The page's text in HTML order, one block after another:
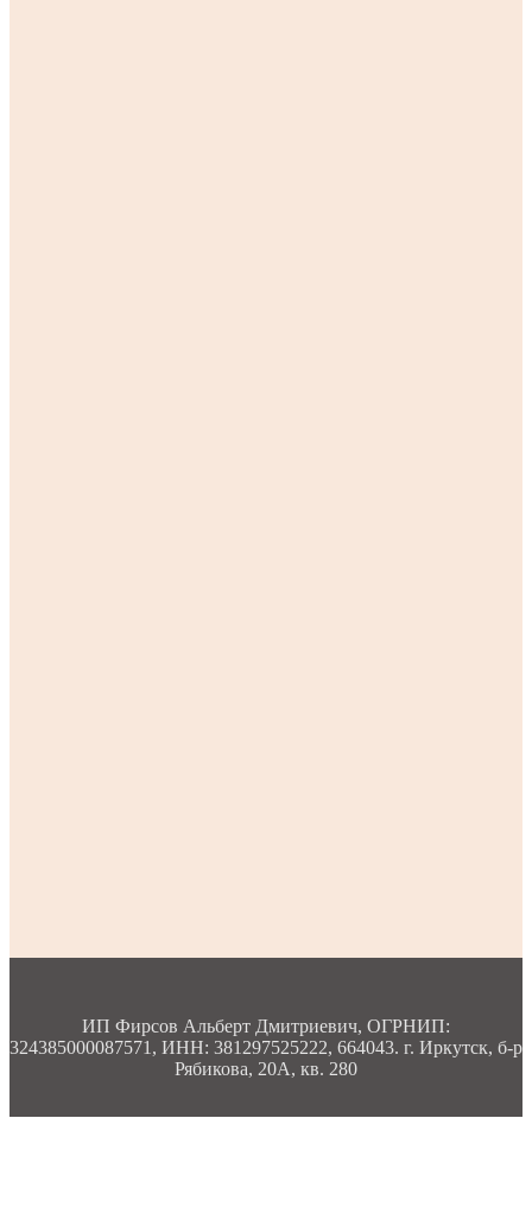
ИП Фирсов Альберт Дмитриевич, ОГРНИП:
324385000087571, ИНН: 381297525222, 664043. г. Иркутск, б-р
Рябикова, 20А, кв. 280